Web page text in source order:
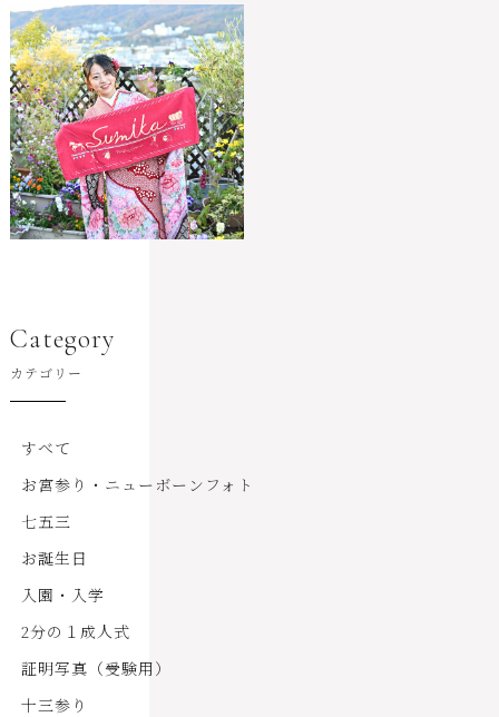
Category
カテゴリー
すべて
お宮参り・ニューボーンフォト
七五三
お誕生日
入園・入学
2分の１成人式
証明写真（受験用）
十三参り